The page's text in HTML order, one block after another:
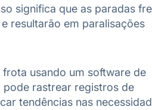
significa que as paradas
resultarão em paralisações
frota usando um software de
rastrear registros de
tendências nas